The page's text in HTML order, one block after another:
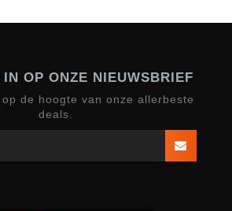
OP ONZE NIEUWSBRIEF
de hoogte van onze allerbeste
deals.